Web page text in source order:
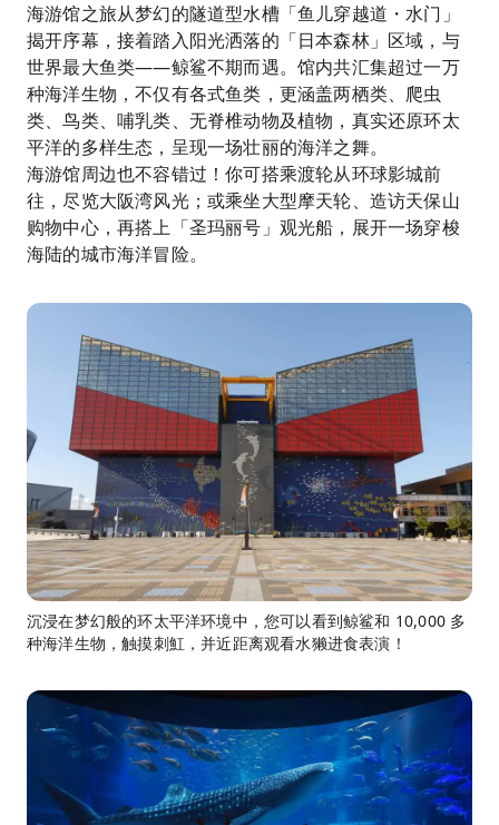
海游馆之旅从梦幻的隧道型水槽「鱼儿穿越道・水门」
揭开序幕，接着踏入阳光洒落的「日本森林」区域，与
世界最大鱼类——鲸鲨不期而遇。馆内共汇集超过一万
种海洋生物，不仅有各式鱼类，更涵盖两栖类、爬虫
类、鸟类、哺乳类、无脊椎动物及植物，真实还原环太
平洋的多样生态，呈现一场壮丽的海洋之舞。
海游馆周边也不容错过！你可搭乘渡轮从环球影城前
往，尽览大阪湾风光；或乘坐大型摩天轮、造访天保山
购物中心，再搭上「圣玛丽号」观光船，展开一场穿梭
海陆的城市海洋冒险。
沉浸在梦幻般的环太平洋环境中，您可以看到鲸鲨和 10,000 多
种海洋生物，触摸刺魟，并近距离观看水獭进食表演！